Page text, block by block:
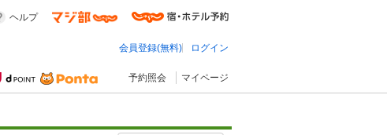
ヘルプ
会員登録(無料) ログイン
予約照会 マイページ